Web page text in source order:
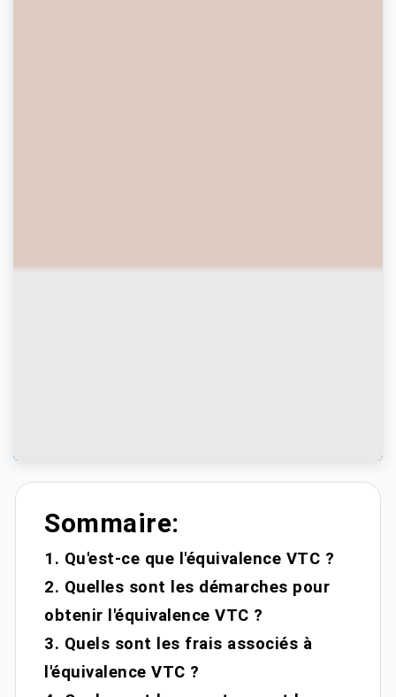
Sommaire:
1. Qu'est-ce que l'équivalence VTC ?
2. Quelles sont les démarches pour
obtenir l'équivalence VTC ?
3. Quels sont les frais associés à
l'équivalence VTC ?